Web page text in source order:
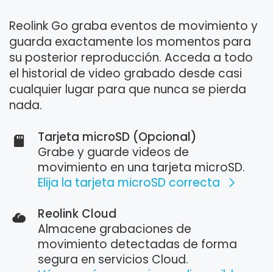
Reolink Go graba eventos de movimiento y
guarda exactamente los momentos para
su posterior reproducción. Acceda a todo
el historial de video grabado desde casi
cualquier lugar para que nunca se pierda
nada.
Tarjeta microSD (Opcional)
Grabe y guarde videos de
movimiento en una tarjeta microSD.
Elija la tarjeta microSD correcta
Reolink Cloud
Almacene grabaciones de
movimiento detectadas de forma
segura en servicios Cloud.